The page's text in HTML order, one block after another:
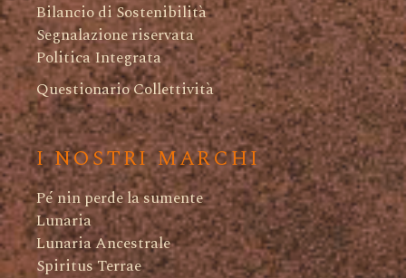
Bilancio di Sostenibilità
Segnalazione riservata
Politica Integrata
Questionario Collettività
I NOSTRI MARCHI
Pé nin perde la sumente
Lunaria
Lunaria Ancestrale
Spiritus Terrae